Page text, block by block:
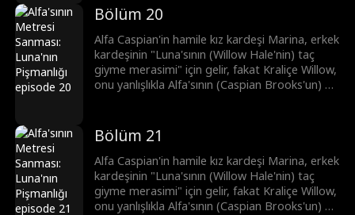
bundan dolayı Marina düşük yapar. Şimdi ise
Brooks kardeşler, intikam peşindedir.
Bölüm 20
Alfa Caspian'in hamile kız kardeşi Marina, erkek
kardeşinin "Luna'sının (Willow Hale'nin) taç
giyme merasimi" için gelir, fakat Kraliçe Willow,
onu yanlışlıkla Alfa'sının (Caspian Brooks'un) bir
bundan dolayı Marina düşük yapar. Şimdi ise
Brooks kardeşler, intikam peşindedir.
Bölüm 21
Alfa Caspian'in hamile kız kardeşi Marina, erkek
kardeşinin "Luna'sının (Willow Hale'nin) taç
giyme merasimi" için gelir, fakat Kraliçe Willow,
onu yanlışlıkla Alfa'sının (Caspian Brooks'un) bir